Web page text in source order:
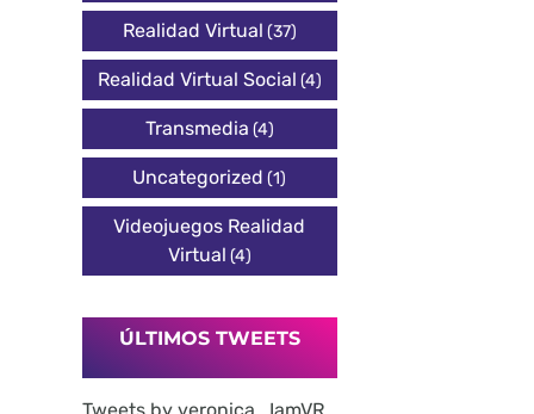
Realidad Virtual (37)
Realidad Virtual Social (4)
Transmedia (4)
Uncategorized (1)
Videojuegos Realidad
Virtual (4)
ÚLTIMOS TWEETS